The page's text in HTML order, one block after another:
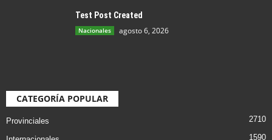
Test Post Created
Nacionales agosto 6, 2026
CATEGORÍA POPULAR
Provinciales 2710
1590